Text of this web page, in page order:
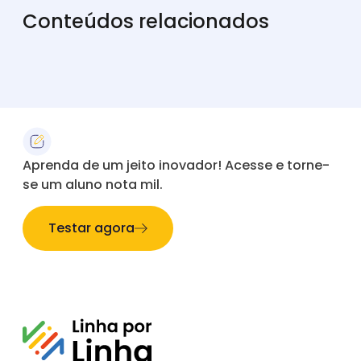
Conteúdos relacionados
Aprenda de um jeito inovador! Acesse e torne-
se um aluno nota mil.
Testar agora